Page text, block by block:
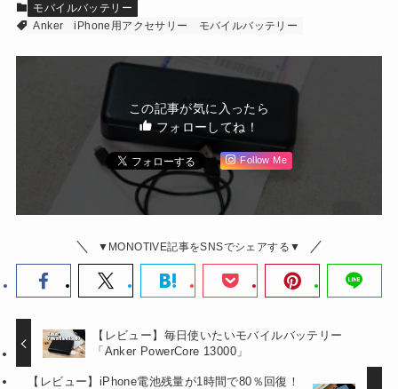
モバイルバッテリー
Anker
iPhone用アクセサリー モバイルバッテリー
この記事が気に入ったら
フォローしてね！
Follow Me
▼MONOTIVE記事をSNSでシェアする▼
【レビュー】毎日使いたいモバイルバッテリー
「Anker PowerCore 13000」
【レビュー】iPhone電池残量が1時間で80％回復！